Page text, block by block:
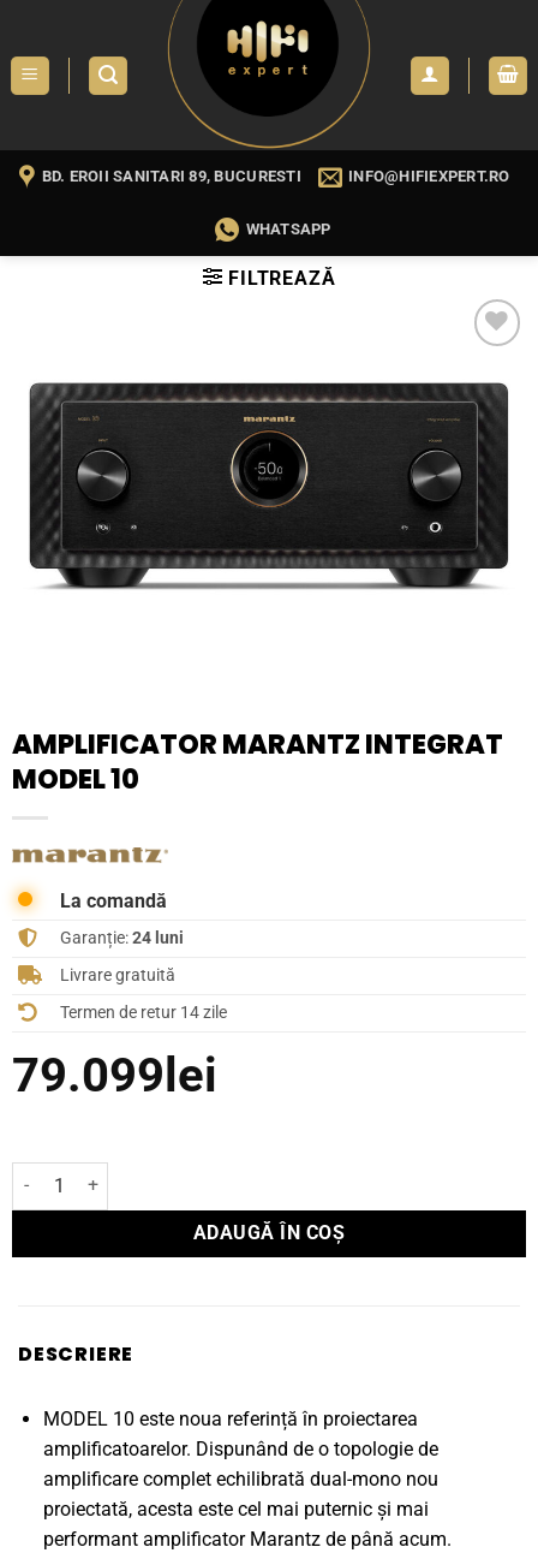
content
BD. EROII SANITARI 89, BUCURESTI INFO@HIFIEXPERT.RO
WHATSAPP
FILTREAZĂ
AMPLIFICATOR MARANTZ INTEGRAT
MODEL 10
La comandă
Garanție:24 luni
Livrare gratuită
Termen de retur 14 zile
79.099lei
Cantitate Amplificator Marantz integrat MODEL 10
ADAUGĂ ÎN COȘ
DESCRIERE
MODEL 10 este noua referință în proiectarea
amplificatoarelor. Dispunând de o topologie de
amplificare complet echilibrată dual-mono nou
proiectată, acesta este cel mai puternic și mai
performant amplificator Marantz de până acum.